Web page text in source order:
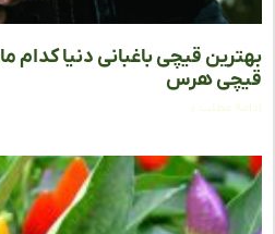
قیچی باغبانی دنیا کدام
هرس
مطلب »